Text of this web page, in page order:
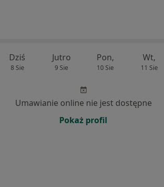
Dziś
8 Sie
Jutro
9 Sie
Pon,
10 Sie
Wt,
11 Sie
Umawianie online nie jest dostępne
Pokaż profil